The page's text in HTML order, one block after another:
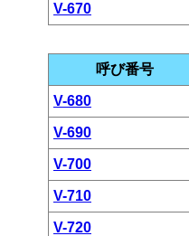
V-670
呼び番号
V-680
V-690
V-700
V-710
V-720